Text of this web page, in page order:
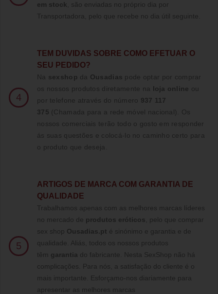
em stock , são enviadas no próprio dia por
Transportadora, pelo que recebe no dia útil seguinte.
4
TE M DUVIDAS SOBRE COMO EFETUAR O
SEU PEDIDO?
Na sexshop da Ousadias pode optar por comprar
os nossos produtos diretamente na loja online ou
por telefone através do número 937 117
375 (Chamada para a rede móvel nacional)
. Os
nossos comerciais terão todo o gosto em responder
ás suas questões e colocá-lo no caminho certo para
o produto que deseja.
5
ARTIGOS DE MARCA COM GARANTIA DE
QUALIDADE
Trabalhamos apenas com as melhores marcas líderes
no mercado de produtos eróticos , pelo que comprar
sex shop Ousadias.pt é sinónimo e garantia e de
qualidade. Aliás, todos os nossos produtos
têm garantia do fabricante. Nesta SexShop não há
complicações. Para nós, a satisfação do cliente é o
mais importante. Esforçamo-nos diariamente para
apresentar as melhores marcas